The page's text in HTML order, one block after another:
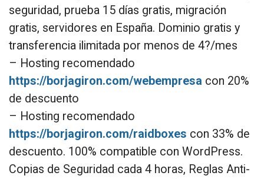
seguridad, prueba 15 días gratis, migración
gratis, servidores en España. Dominio gratis y
transferencia ilimitada por menos de 4?/mes
– Hosting recomendado
https://borjagiron.com/webempresa con 20%
de descuento
– Hosting recomendado
https://borjagiron.com/raidboxes con 33% de
descuento. 100% compatible con WordPress.
Copias de Seguridad cada 4 horas, Reglas Anti-